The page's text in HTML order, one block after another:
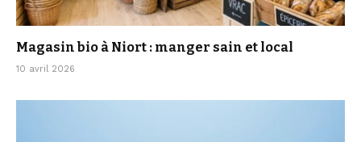
Magasin bio à Niort : manger sain et local
10 avril 2026